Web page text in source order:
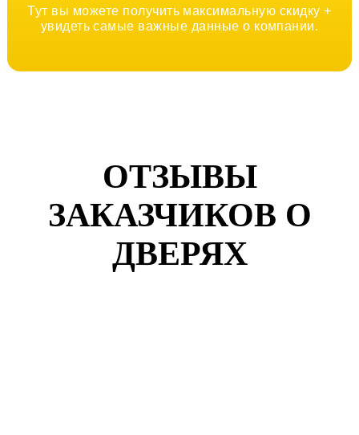
Тут вы можете получить максимальную скидку +
увидеть самые важные данные о компании.
ОТЗЫВЫ
ЗАКАЗЧИКОВ О
ДВЕРЯХ